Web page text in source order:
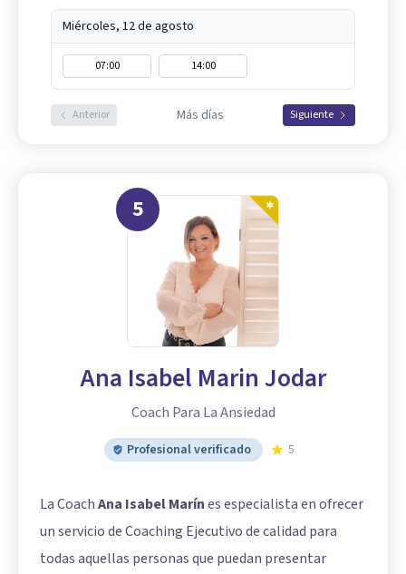
Miércoles, 12 de agosto
07:00 14:00
Anterior Más días Siguiente
5
Ana Isabel Marin Jodar
Coach Para La Ansiedad
Profesional verificado 5
La CoachAna Isabel Marínes especialista en ofrecer
un servicio de Coaching Ejecutivo de calidad para
todas aquellas personas que puedan presentar